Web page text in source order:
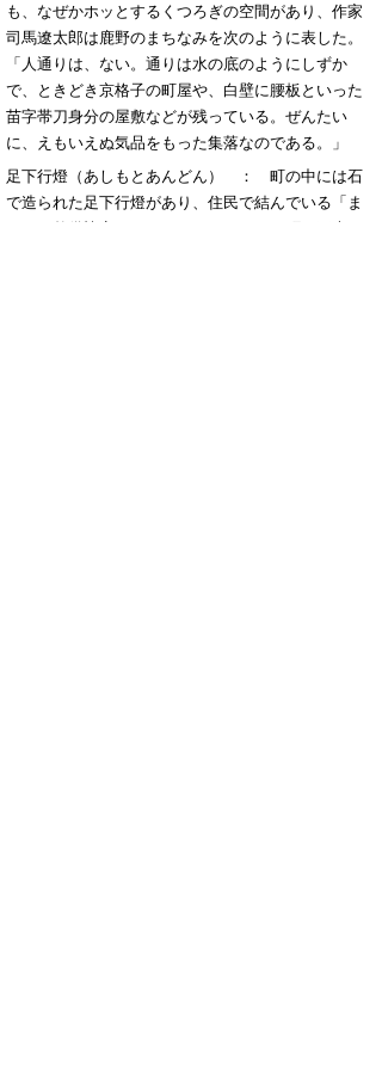
も、なぜかホッとするくつろぎの空間があり、作家
司馬遼太郎は鹿野のまちなみを次のように表した。
「人通りは、ない。通りは水の底のようにしずか
で、ときどき京格子の町屋や、白壁に腰板といった
苗字帯刀身分の屋敷などが残っている。ぜんたい
に、えもいえぬ気品をもった集落なのである。」
足下行燈（あしもとあんどん） ： 町の中には石
で造られた足下行燈があり、住民で結んでいる「ま
ちなみ整備協定」によって、それぞれの町が工夫を